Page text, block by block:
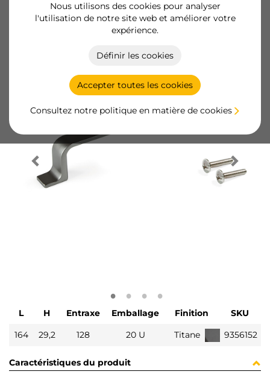
Nous utilisons des cookies pour analyser
l'utilisation de notre site web et améliorer votre
expérience.
Définir les cookies
Accepter toutes les cookies
Consultez notre politique en matière de cookies
Fiche produit
L H Entraxe Emballage Finition
SKU
164
29,2 128 20 U Titane 9356152
Caractéristiques du produit